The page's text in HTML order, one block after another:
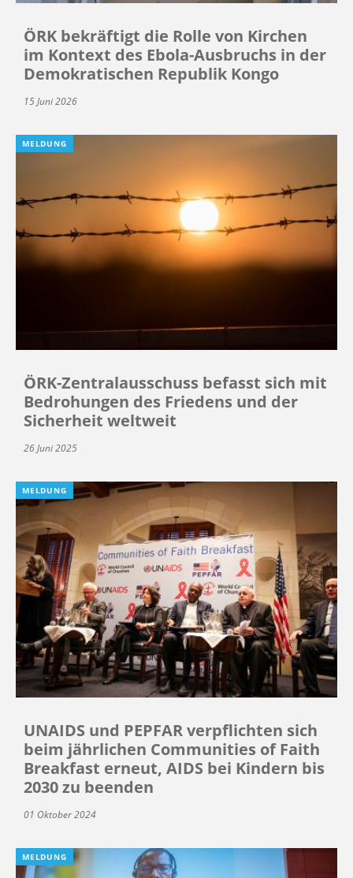
ÖRK bekräftigt die Rolle von Kirchen
im Kontext des Ebola-Ausbruchs in der
Demokratischen Republik Kongo
15 Juni 2026
MELDUNG
ÖRK-Zentralausschuss befasst sich mit
Bedrohungen des Friedens und der
Sicherheit weltweit
26 Juni 2025
MELDUNG
UNAIDS und PEPFAR verpflichten sich
beim jährlichen Communities of Faith
Breakfast erneut, AIDS bei Kindern bis
2030 zu beenden
01 Oktober 2024
MELDUNG